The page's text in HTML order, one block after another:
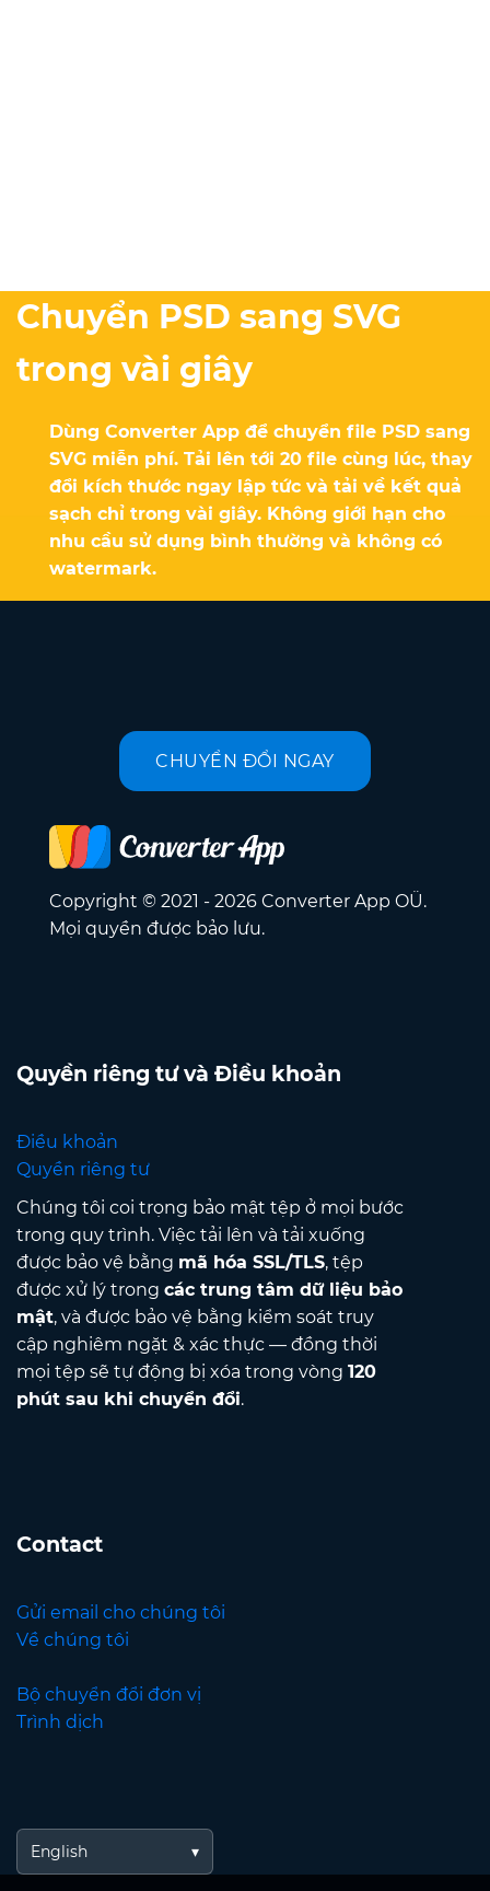
Chuyển PSD sang SVG
trong vài giây
Dùng Converter App để chuyển file PSD sang
SVG miễn phí. Tải lên tới 20 file cùng lúc, thay
đổi kích thước ngay lập tức và tải về kết quả
sạch chỉ trong vài giây. Không giới hạn cho
nhu cầu sử dụng bình thường và không có
watermark.
CHUYỂN ĐỔI NGAY
Copyright © 2021 - 2026 Converter App OÜ.
Mọi quyền được bảo lưu.
Quyền riêng tư và Điều khoản
Điều khoản
Quyền riêng tư
Chúng tôi coi trọng bảo mật tệp ở mọi bước
trong quy trình. Việc tải lên và tải xuống
được bảo vệ bằng mã hóa SSL/TLS, tệp
được xử lý trong các trung tâm dữ liệu bảo
mật, và được bảo vệ bằng kiểm soát truy
cập nghiêm ngặt & xác thực — đồng thời
mọi tệp sẽ tự động bị xóa trong vòng 120
phút sau khi chuyển đổi.
Contact
Gửi email cho chúng tôi
Về chúng tôi
Bộ chuyển đổi đơn vị
Trình dịch
English